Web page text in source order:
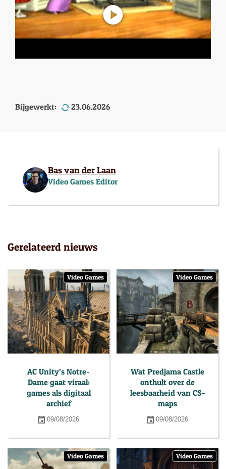
Bijgewerkt: 23.06.2026
Bas van der Laan
Video Games Editor
Gerelateerd nieuws
Video Games
AC Unity’s Notre-
Dame gaat viraal:
games als digitaal
archief
09/08/2026
Video Games
Wat Predjama Castle
onthult over de
leesbaarheid van CS-
maps
09/08/2026
Video Games Video Games